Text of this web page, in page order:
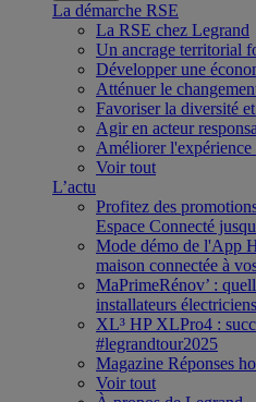
La démarche RSE
La RSE chez Legrand
Un ancrage territorial
Développer une
Atténuer le
Favoriser la diversité
Agir en acteur
Améliorer l'expérience
Voir tout
L’actu
Profitez des
Espace Connecté
Mode démo de l'App
maison connectée à
MaPrimeRénov’ :
installateurs
XL³ HP XLPro4 :
#legrandtour2025
Magazine Réponses
Voir tout